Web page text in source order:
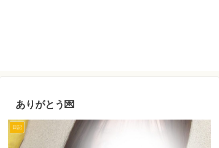
ありがとう💌
日記